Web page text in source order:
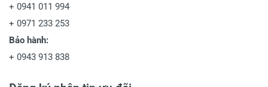
+ 0941 011 994
+ 0971 233 253
Bảo hành:
+ 0943 913 838